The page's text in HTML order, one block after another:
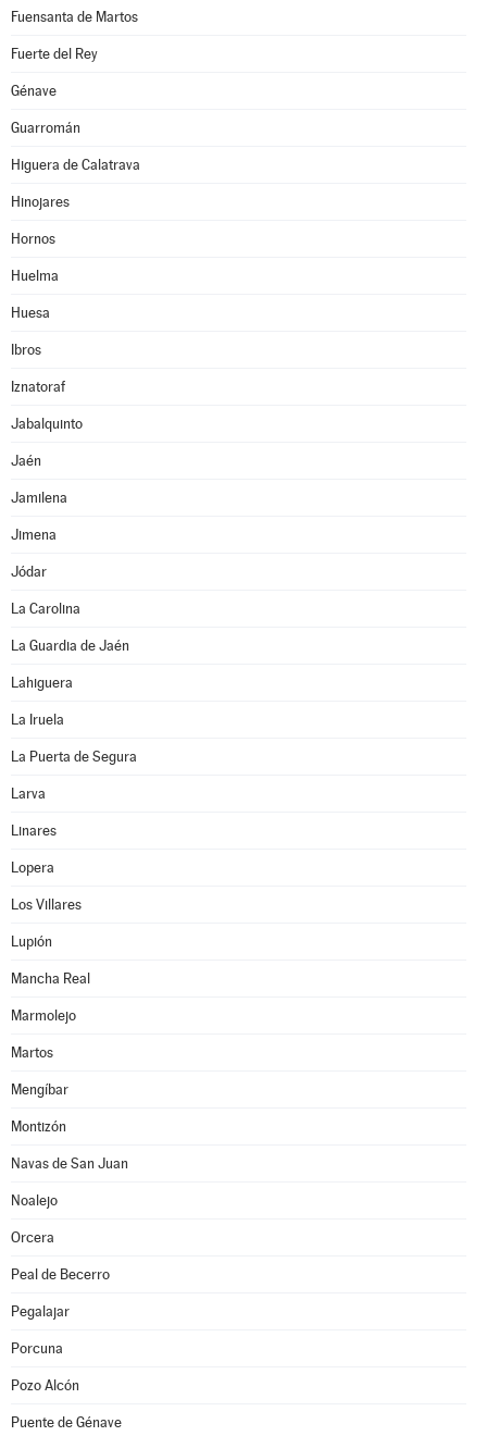
Fuensanta de Martos
Fuerte del Rey
Génave
Guarromán
Higuera de Calatrava
Hinojares
Hornos
Huelma
Huesa
Ibros
Iznatoraf
Jabalquinto
Jaén
Jamilena
Jimena
Jódar
La Carolina
La Guardia de Jaén
Lahiguera
La Iruela
La Puerta de Segura
Larva
Linares
Lopera
Los Villares
Lupión
Mancha Real
Marmolejo
Martos
Mengíbar
Montizón
Navas de San Juan
Noalejo
Orcera
Peal de Becerro
Pegalajar
Porcuna
Pozo Alcón
Puente de Génave